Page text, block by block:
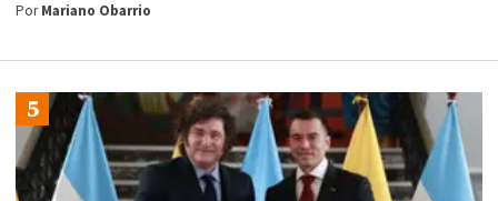
PorMariano Obarrio